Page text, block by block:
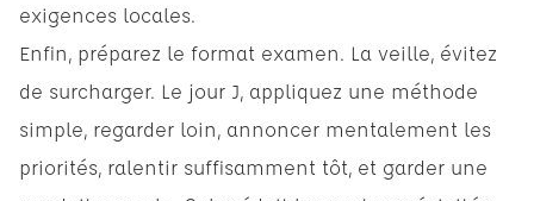
exigences locales.
Enfin, préparez le format examen. La veille, évitez
de surcharger. Le jour J, appliquez une méthode
simple, regarder loin, annoncer mentalement les
priorités, ralentir suffisamment tôt, et garder une